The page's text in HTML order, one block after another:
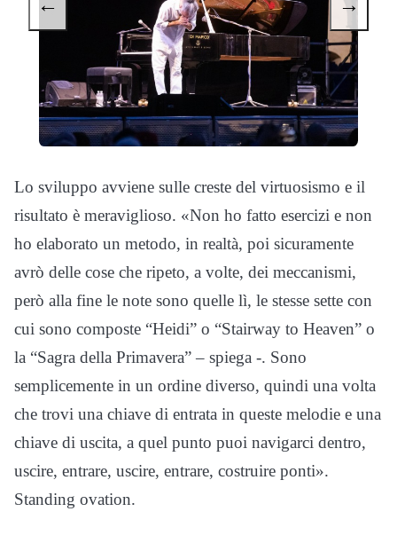
← →
Lo sviluppo avviene sulle creste del virtuosismo e il
risultato è meraviglioso. «Non ho fatto esercizi e non
ho elaborato un metodo, in realtà, poi sicuramente
avrò delle cose che ripeto, a volte, dei meccanismi,
però alla fine le note sono quelle lì, le stesse sette con
cui sono composte “Heidi” o “Stairway to Heaven” o
la “Sagra della Primavera” – spiega -. Sono
semplicemente in un ordine diverso, quindi una volta
che trovi una chiave di entrata in queste melodie e una
chiave di uscita, a quel punto puoi navigarci dentro,
uscire, entrare, uscire, entrare, costruire ponti».
Standing ovation.